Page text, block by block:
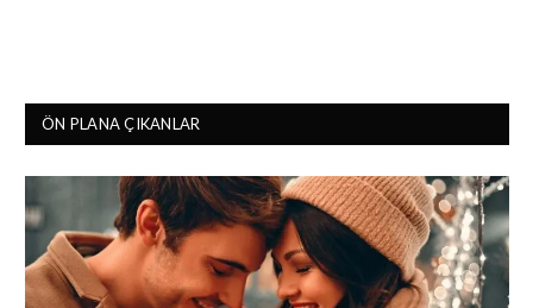
ÖN PLANA ÇIKANLAR